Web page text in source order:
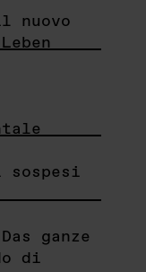
nuovo
sospesi
ganze
di